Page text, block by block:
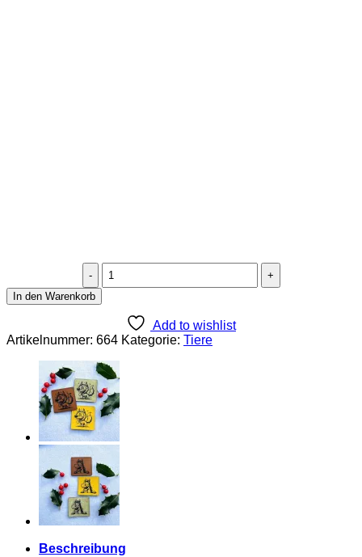
Lederlabel
"lustiges
Menge
In den Warenkorb
Add to wishlist
Artikelnummer: 664 Kategorie: Tiere
Beschreibung